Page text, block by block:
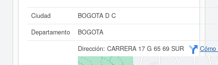
Ciudad
BOGOTA D C
Departamento
BOGOTA
Dirección: CARRERA 17 G 65 69 SUR Cómo